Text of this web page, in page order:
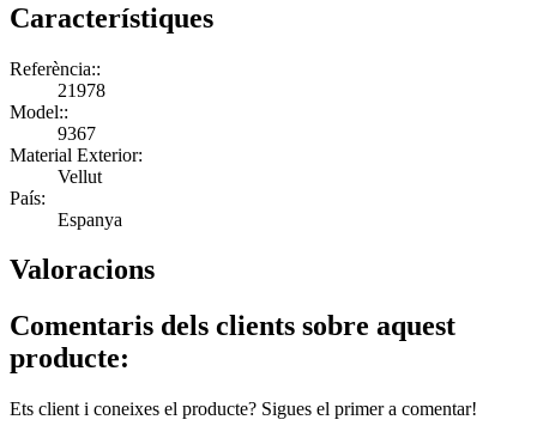
Característiques
Referència::
21978
Model::
9367
Material Exterior:
Vellut
País:
Espanya
Valoracions
Comentaris dels clients sobre aquest
producte:
Ets client i coneixes el producte? Sigues el primer a comentar!